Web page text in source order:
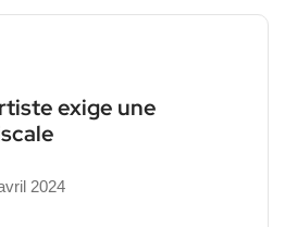
exige une
2024